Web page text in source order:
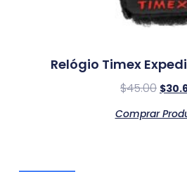
Relógio Timex
$45.00 $
Comprar